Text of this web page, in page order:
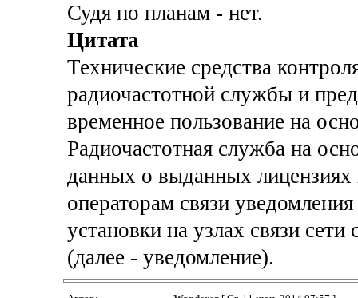
Судя по планам - нет.
Цитата
Технические средства
радиочастотной службы и
временное пользование на
Радиочастотная служба на
данных о выданных лицензиях
операторам связи
установки на узлах связи сети
(далее - уведомление).